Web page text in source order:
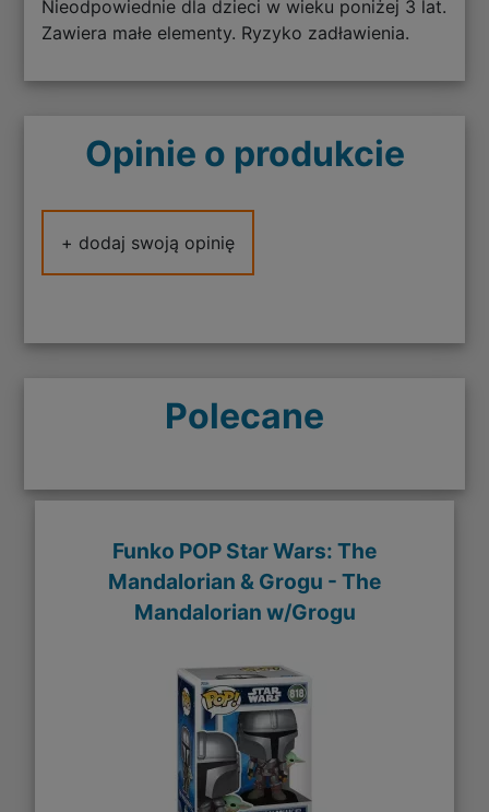
Nieodpowiednie dla dzieci w wieku poniżej 3 lat.
Zawiera małe elementy. Ryzyko zadławienia.
Opinie o produkcie
+ dodaj swoją opinię
Polecane
Funko POP Star Wars: The
Mandalorian & Grogu - The
Mandalorian w/Grogu